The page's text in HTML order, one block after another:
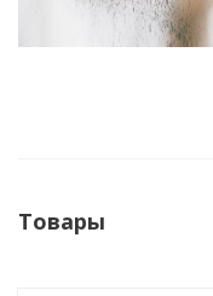
Товары